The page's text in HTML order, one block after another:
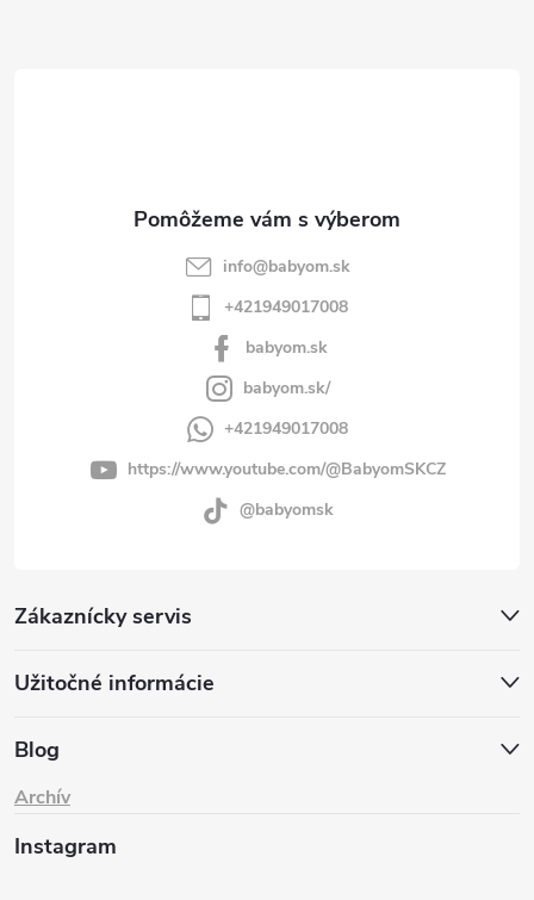
Zákaznícky servis
Užitočné informácie
Blog
Archív
info@babyom.sk
+421949017008
babyom.sk
babyom.sk/
+421949017008
https://www.youtube.com/@BabyomSKCZ
@babyomsk
Instagram